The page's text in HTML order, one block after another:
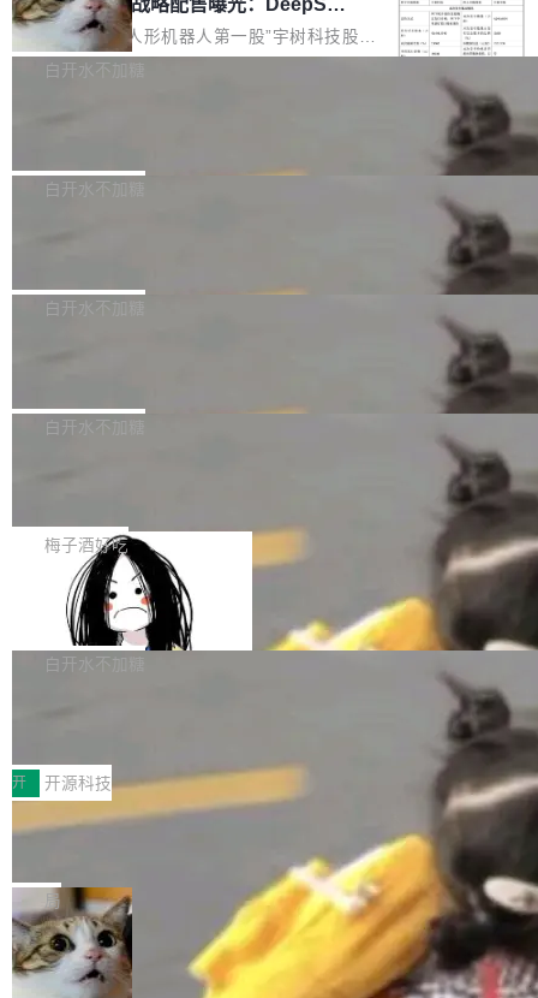
份规则。 政策的核心只有一句话：LLM 可以用来分析、提炼、审
阅、建议，但不能用来创作。 具体来说，LLM 生成的代码可以提
交，但必须满足五个条件：预先安排、非关键、高质量、充分测
试、充分审查，并且必须披露。LLM 不得生成涉及安全性的关键变
更，除非作者本身就是领域专家。即使如此，政策也"强烈不建
议"这么做。 对于不披露的情况，审核者可以直接关闭 PR，无需解
释。 政策作者 Jynn Ne...
ek 获配 93.3 万股，锁定 36 个月
8月6日晚间，“人形机器人第一股”宇树科技股份
有限公司披露IPO发行价格及战略配售结果，杭
36个月。 公告显示，本次宇树科技战略配售对
员工参与设立的专项资产管理计划。其中，Dee
获配9...
白开水不加糖
Docker 29.7.2 现已发布，具体更新内容如下： Bug fixes and en
hancements 修复多次传递同一环境变量时，docker service crea
te和docker service update会发生 panic 的问题。docker/cli#714
5 修复了 Docker Engine 29.7.0 中引入的一个回归问题，该问题
导致拉取镜像时会拒绝包含绝对 hardlink 目标的镜像（此类镜像由
某些镜像构建工具生成）。moby/moby#53305 修复了 Docker En
gine 29.7.0 中引入的一个回归问题，该问题可能导致在旧版 Linux
白开水不加糖
e 孵化器项目管理委员会（IPMC）投票中获得
P）！这一里程碑不仅标志着 Fluss 迈入新的发
白开水不加糖
埃隆·马斯克推出的AI百科项目 Grokipedia 被曝长期停止内容更
新，未能实现其作为“AI版维基百科”替代品的目标。 据 Lawfare 最
新调查，自今年4月以来，Grokipedia 页面更新功能基本停滞，过
去三个月内没有任何条目完成更新，用户提交的编辑请求也长期处
于待处理状态。 Grokipedia 于去年底上线，定位为由人工智能生
成内容的百科平台，被马斯克视为传统众包百科网站维基百科的替
代方案。Lawfare 调查发现，无论热门页面还是低关注度页面，均
未出现近期更新，相关问题并非局限于特定领域，而是在不同主题
和访问量页面中普遍存在。 调查人员最初认为，Grokipedia可能只
是限...
白开水不加糖
sageSource 的 Bean、写 ReloadableResourceBundleMessage
Source、声明 LocaleResolver、注册 LocaleChangeIntercepto
r…五六步之后才能看到第一行翻译文本。 Solon 换了个方式。整
个 i18n 模块围绕三个解析器、一个注解、一个工具类展开——没
有 XML、没有拦截器注册、没有样板配置。 资源文件的约定 把文
件放到 resources/i18n/ 下： resources/i18n/messages.properti
梅子酒好吃
Apache Doris 4.1 全面增强 Iceberg：
支持 UPDATE、MERGE INTO 与 Iceb
erg V3
Apache Doris 4.1 要补齐的，正是缺失的那一
半。在已有查询能力的基础上，Doris 进一步支
常维护操作，并完整支持 Iceberg V3 格式。
白开水不加糖
7月30日，TiD2026质量竞争力大会在北京中关村国家自主创新示
范区会议中心开幕。本届大会由中关村智联软件服务业质量创新联
盟主办，以“智构可信·质创未来——AI原生时代的质量新范式”为主
题，直面AI从实验室走向规模化产业落地的核心质量命题。会上，
《2026智能研发生产力工具选型手册》发布，Testin云测的Testin
XAgent智能测试系统入选AI测试领域代表产品。对CIO而言，这提
示了一个转变：AI测试正在从效率工具升级为企业的质量基础设
施。 CIO面对的新现实 过去两年，CIO们的焦虑清单上多了两项：
一是如何让大模型和智能体应用安全地从PoC走向生产，二是如何
开 开源科技
让非法状态不可表示：一篇关于 ADT 的帖子在 Reddit
有一种东西，一旦用过就回不去了。Alex Fedoseev 管它叫"软件
设计的基石"。 他说的东西不新鲜——代数数据类型（ADT），尤
其是和类型（sum type）。但他说清楚了一件事：这不是类型系统
的学术体操，是日常编码的思维方式。 文章从一个简单的例子切
入。一个网站的深色主题设置，如果用布尔值 + 可空字段来表示
局
Cloudflare 开源内部企业 AI 平台 Cloudflare OS
Cloudflare 发布了一个开源项目 Cloudflare OS。如果你只看官方